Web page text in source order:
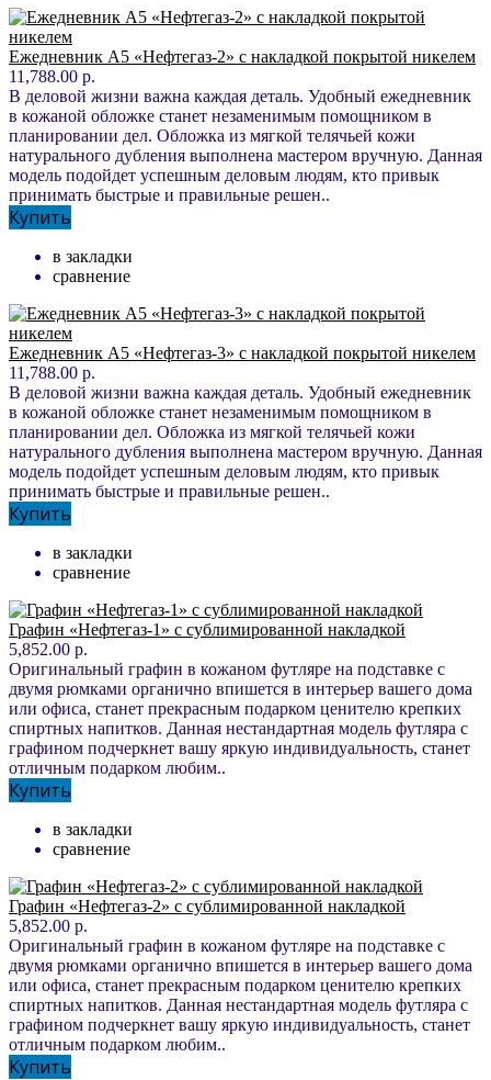
Ежедневник А5 «Нефтегаз-2» с накладкой покрытой никелем
11,788.00 р.
В деловой жизни важна каждая деталь. Удобный ежедневник
в кожаной обложке станет незаменимым помощником в
планировании дел. Обложка из мягкой телячьей кожи
натурального дубления выполнена мастером вручную. Данная
модель подойдет успешным деловым людям, кто привык
принимать быстрые и правильные решен..
Купить
в закладки
сравнение
Ежедневник А5 «Нефтегаз-3» с накладкой покрытой никелем
11,788.00 р.
В деловой жизни важна каждая деталь. Удобный ежедневник
в кожаной обложке станет незаменимым помощником в
планировании дел. Обложка из мягкой телячьей кожи
натурального дубления выполнена мастером вручную. Данная
модель подойдет успешным деловым людям, кто привык
принимать быстрые и правильные решен..
Купить
в закладки
сравнение
Графин «Нефтегаз-1» с сублимированной накладкой
5,852.00 р.
Оригинальный графин в кожаном футляре на подставке с
двумя рюмками органично впишется в интерьер вашего дома
или офиса, станет прекрасным подарком ценителю крепких
спиртных напитков. Данная нестандартная модель футляра с
графином подчеркнет вашу яркую индивидуальность, станет
отличным подарком любим..
Купить
в закладки
сравнение
Графин «Нефтегаз-2» с сублимированной накладкой
5,852.00 р.
Оригинальный графин в кожаном футляре на подставке с
двумя рюмками органично впишется в интерьер вашего дома
или офиса, станет прекрасным подарком ценителю крепких
спиртных напитков. Данная нестандартная модель футляра с
графином подчеркнет вашу яркую индивидуальность, станет
отличным подарком любим..
Купить